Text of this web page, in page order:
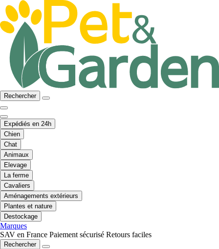
Rechercher
Expédiés en 24h
Chien
Chat
Animaux
Elevage
La ferme
Cavaliers
Aménagements extérieurs
Plantes et nature
Destockage
Marques
SAV en France Paiement sécurisé Retours faciles
Rechercher